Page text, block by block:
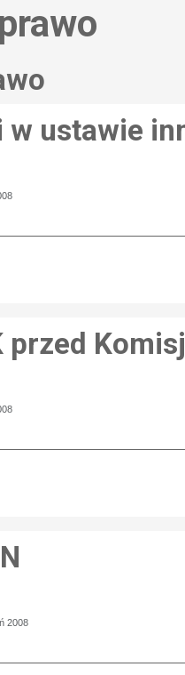
w ustawie
przed
2008